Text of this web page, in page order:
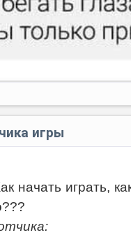
игры
начать играть,